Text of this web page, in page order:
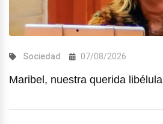
Sociedad 07/08/2026
Maribel, nuestra querida libélula